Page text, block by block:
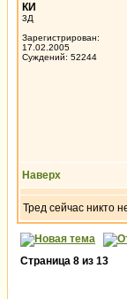
КИ
3Д
Зарегистрирован:
17.02.2005
Суждений: 52244
Наверх
Тред сейчас никто
Страница 8 из 13